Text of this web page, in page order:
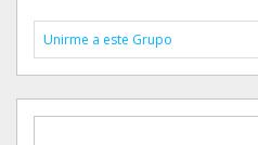
Unirme a este Grupo